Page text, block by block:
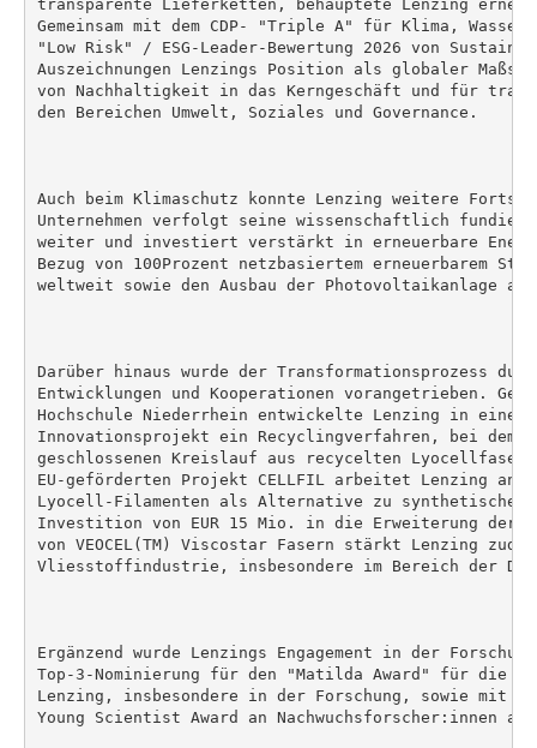
transparente Lieferketten, behauptete Lenzing
Gemeinsam mit dem CDP- "Triple A" für Klima, Wasser
"Low Risk" / ESG-Leader-Bewertung 2026 von
Auszeichnungen Lenzings Position als globaler
von Nachhaltigkeit in das Kerngeschäft und für
den Bereichen Umwelt, Soziales und Governance.
Auch beim Klimaschutz konnte Lenzing weitere
Unternehmen verfolgt seine wissenschaftlich
weiter und investiert verstärkt in erneuerbare
Bezug von 100Prozent netzbasiertem erneuerbarem
weltweit sowie den Ausbau der Photovoltaikanlage
Darüber hinaus wurde der Transformationsprozess
Entwicklungen und Kooperationen vorangetrieben.
Hochschule Niederrhein entwickelte Lenzing in
Innovationsprojekt ein Recyclingverfahren, bei dem
geschlossenen Kreislauf aus recycelten
EU-geförderten Projekt CELLFIL arbeitet Lenzing an
Lyocell-Filamenten als Alternative zu synthetischen
Investition von EUR 15 Mio. in die Erweiterung der
von VEOCEL(TM) Viscostar Fasern stärkt Lenzing
Vliesstoffindustrie, insbesondere im Bereich der
Ergänzend wurde Lenzings Engagement in der
Top-3-Nominierung für den "Matilda Award" für die
Lenzing, insbesondere in der Forschung, sowie mit
Young Scientist Award an Nachwuchsforscher:innen